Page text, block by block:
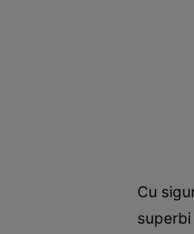
Cu